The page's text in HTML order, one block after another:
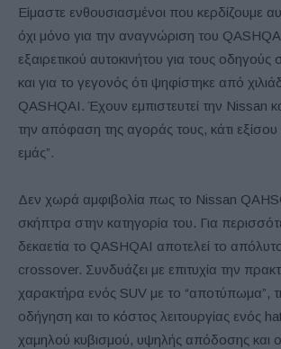
Είμαστε ενθουσιασμένοι που κερδίζουμε
όχι μόνο για την αναγνώριση του
εξαιρετικού αυτοκινήτου για τους
και για το γεγονός ότι ψηφίστηκε από
QASHQAI. Έχουν εμπιστευτεί την Nissan
την απόφαση της αγοράς τους, κάτι εξίσου
εμάς”.
Δεν χωρά αμφιβολία πως το Nissan
σκήπτρα στην κατηγορία του. Για
δεκαετία το QASHQAI αποτελεί το
crossover. Συνδυάζει με επιτυχία την
χαρακτήρα ενός SUV με το “αποτύπωμα”,
οδήγηση και το κόστος λειτουργίας ενός
χαμηλού κυβισμού, υψηλής απόδοσης και